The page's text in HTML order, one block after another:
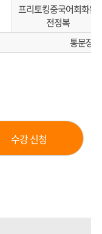
프리토킹중국어회화완
전정복
통문장
수강 신청